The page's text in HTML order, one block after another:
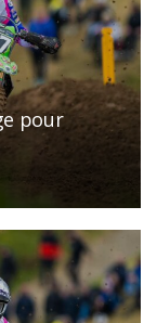
pour